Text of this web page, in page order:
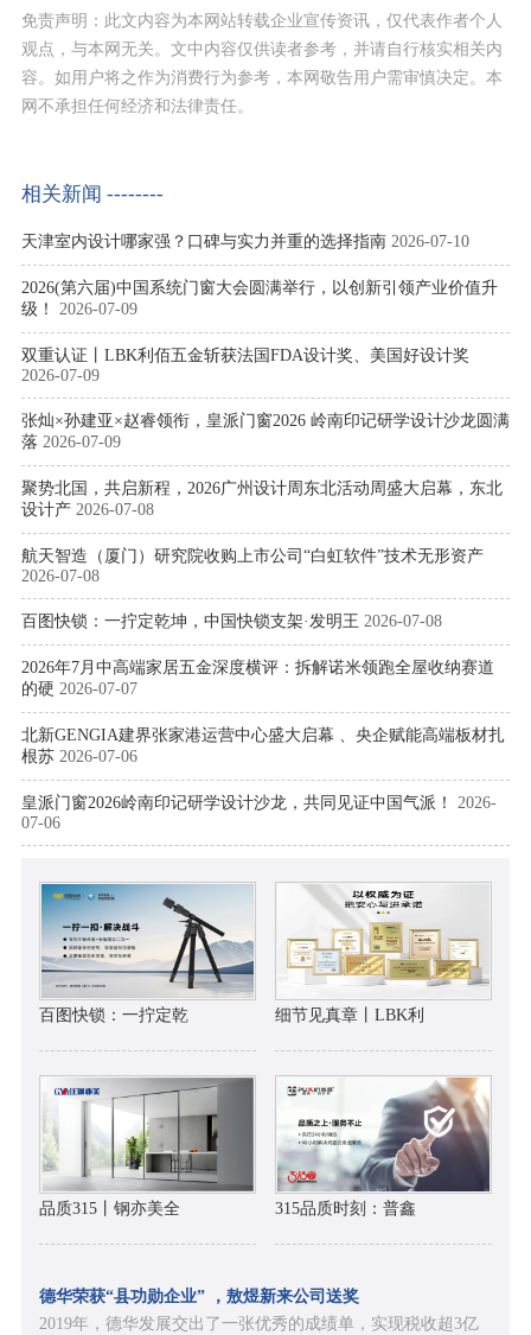
免责声明：此文内容为本网站转载企业宣传资讯，仅代表作者个人
观点，与本网无关。文中内容仅供读者参考，并请自行核实相关内
容。如用户将之作为消费行为参考，本网敬告用户需审慎决定。本
网不承担任何经济和法律责任。
相关新闻 --------
天津室内设计哪家强？口碑与实力并重的选择指南 2026-07-10
2026(第六届)中国系统门窗大会圆满举行，以创新引领产业价值升
级！
2026-07-09
双重认证丨LBK利佰五金斩获法国FDA设计奖、美国好设计奖
2026-07-09
张灿×孙建亚×赵睿领衔，皇派门窗2026 岭南印记研学设计沙龙圆满
落 2026-07-09
聚势北国，共启新程，2026广州设计周东北活动周盛大启幕，东北
设计产 2026-07-08
航天智造（厦门）研究院收购上市公司“白虹软件”技术无形资产
2026-07-08
百图快锁：一拧定乾坤，中国快锁支架·发明王 2026-07-08
2026年7月中高端家居五金深度横评：拆解诺米领跑全屋收纳赛道
的硬 2026-07-07
北新GENGIA建界张家港运营中心盛大启幕 、央企赋能高端板材扎
根苏 2026-07-06
皇派门窗2026岭南印记研学设计沙龙，共同见证中国气派！
2026-
07-06
百图快锁：一拧定乾 细节见真章丨LBK利
品质315丨钢亦美全 315品质时刻：普鑫
德华荣获“县功勋企业” ，敖煜新来公司送奖
2019年，德华发展交出了一张优秀的成绩单，实现税收超3亿